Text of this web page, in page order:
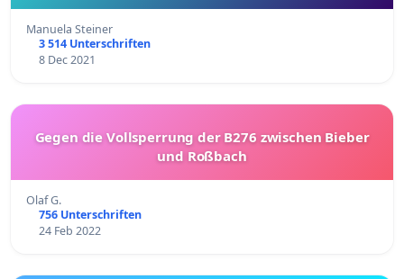
Manuela Steiner
3 514 Unterschriften
8 Dec 2021
Gegen die Vollsperrung der B276 zwischen Bieber
und Roßbach
Olaf G.
756 Unterschriften
24 Feb 2022